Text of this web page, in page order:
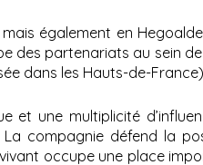
également en
des partenariats au sein
dans les Hauts-de-
une multiplicité
compagnie défend la
occupe une place